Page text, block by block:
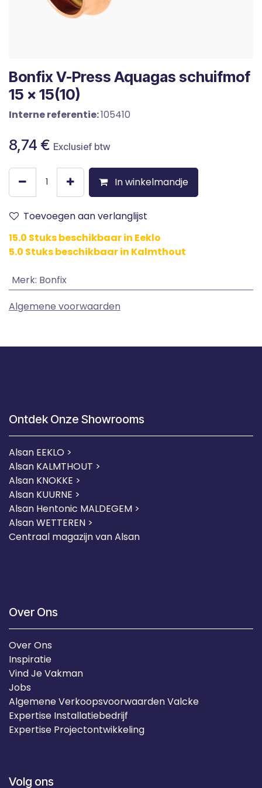
Bonfix V-Press Aquagas schuifmof
15 x 15(10)
Interne referentie:105410
8,74 € Exclusief btw
In winkelmandje
Toevoegen aan verlanglijst
15.0 Stuks beschikbaar in Eeklo
5.0 Stuks beschikbaar in Kalmthout
Merk: Bonfix
Algemene voorwaarden
Ontdek Onze Showrooms
Alsan EEKLO >
Alsan KALMTHOUT >
Alsan KNOKKE >
Alsan KUURNE >
Alsan Hentonic MALDEGEM >
Alsan WETTEREN >
Centraal magazijn van Alsan
Over Ons
Over Ons
Inspiratie
Vind Je Vakman
Jobs
Algemene Verkoopsvoorwaarden Valcke
Expertise Installatiebedrijf
Expertise Projectontwikkeling
Volg ons